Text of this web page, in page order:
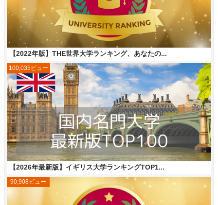
【2022年版】THE世界大学ランキング、あなたの...
【2026年最新版】イギリス大学ランキングTOP1...
100,035ビュー
90,908ビュー